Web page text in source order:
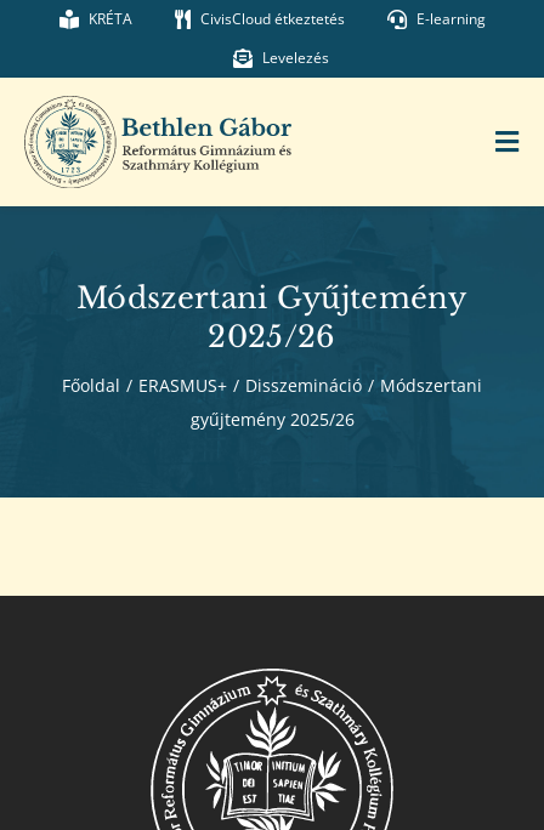
Kihagyás KRÉTA CivisCloud étkeztetés
E-learning
Levelezés
Iskolánk
Munkatársaink
Dokumentumok
Módszertani Gyűjtemény
2025/26
Főoldal / ERASMUS+ / Disszemináció / Módszertani
gyűjtemény 2025/26